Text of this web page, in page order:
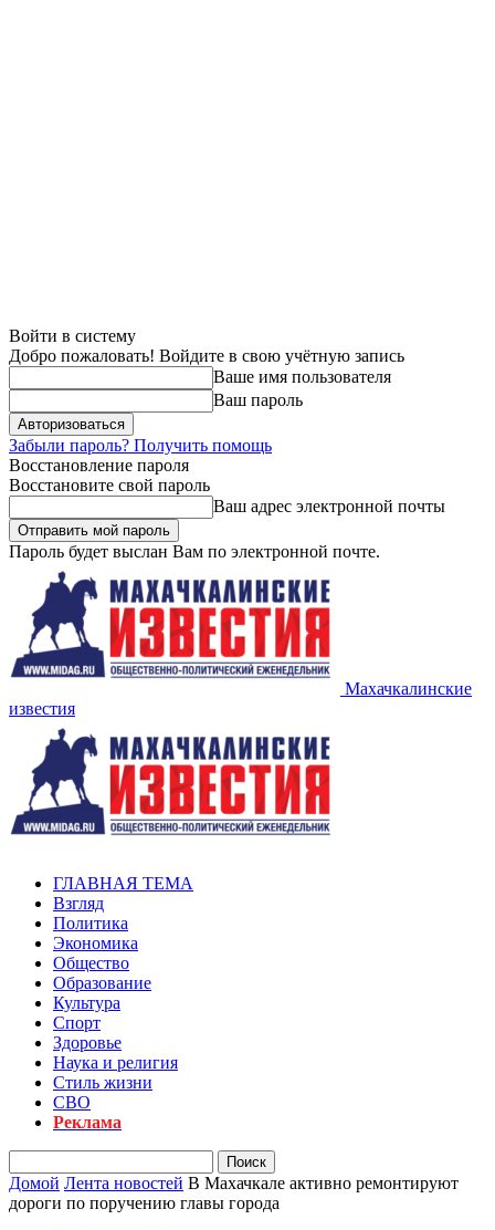
Войти в систему
Добро пожаловать! Войдите в свою учётную запись
Ваше имя пользователя
Ваш пароль
Забыли пароль? Получить помощь
Восстановление пароля
Восстановите свой пароль
Ваш адрес электронной почты
Пароль будет выслан Вам по электронной почте.
Махачкалинские
известия
ГЛАВНАЯ ТЕМА
Взгляд
Политика
Экономика
Общество
Образование
Культура
Спорт
Здоровье
Наука и религия
Стиль жизни
СВО
Реклама
Домой Лента новостей В Махачкале активно ремонтируют
дороги по поручению главы города